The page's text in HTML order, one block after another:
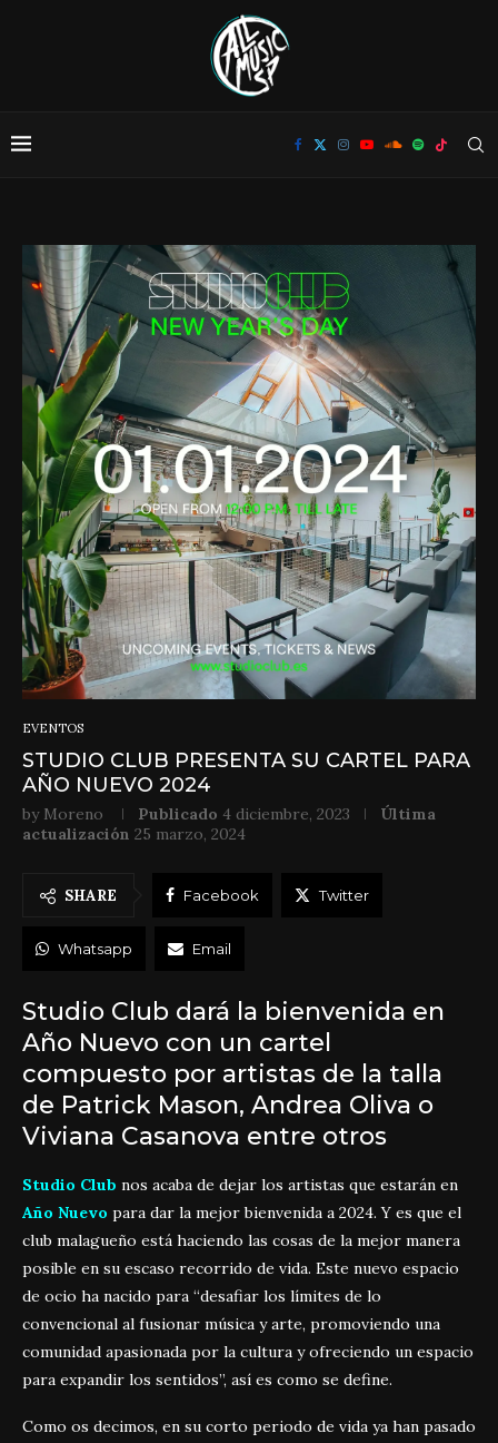
EVENTOS
STUDIO CLUB PRESENTA SU CARTEL PARA
AÑO NUEVO 2024
by Moreno Publicado 4 diciembre, 2023
Última
actualización 25 marzo, 2024
SHARE Facebook Twitter
Whatsapp Email
Studio Club dará la bienvenida en
Año Nuevo con un cartel
compuesto por artistas de la talla
de Patrick Mason, Andrea Oliva o
Viviana Casanova entre otros
Studio Club nos acaba de dejar los artistas que estarán en
Año Nuevo para dar la mejor bienvenida a 2024. Y es que el
club malagueño está haciendo las cosas de la mejor manera
posible en su escaso recorrido de vida. Este nuevo espacio
de ocio ha nacido para “desafiar los límites de lo
convencional al fusionar música y arte, promoviendo una
comunidad apasionada por la cultura y ofreciendo un espacio
para expandir los sentidos”, así es como se define.
Como os decimos, en su corto periodo de vida ya han pasado